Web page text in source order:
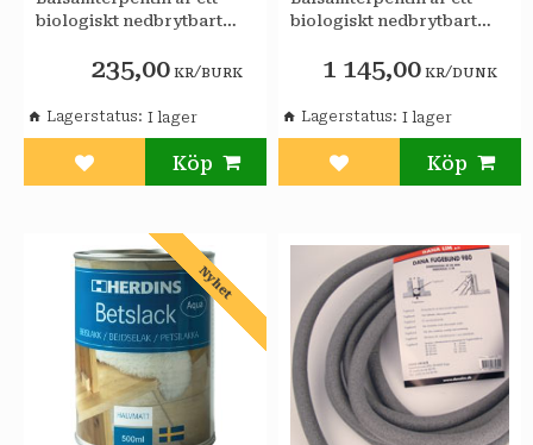
biologiskt nedbrytbart
användes till spädning av
trätjära, linolja, färger
m.m.
235,00 KR/BURK
Lägg till i favoriter
Lagerstatus
biologiskt nedbrytbart
användes till spädning av
m.m.
1 145,00 KR/DUNK
Lägg till i favoriter
Lagerstatus
Nyhet